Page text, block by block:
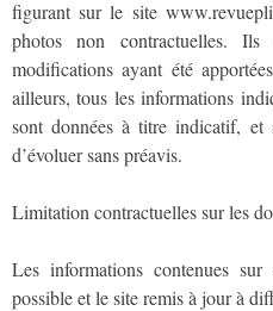
figurant sur le site
photos non contractuelles.
modifications ayant été
ailleurs, tous les informations
sont données à titre indicatif, et
d’évoluer sans préavis.
Limitation contractuelles sur les
Les informations contenues
possible et le site remis à jour à